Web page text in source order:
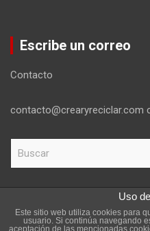
Escribe un correo
Contacto
contacto@crearyreciclar.com
c
Copyright ©2026 Aviso
Uso
Este sitio web utiliza cookies para
usuario. Si continúa navegando
aceptación de las mencionadas